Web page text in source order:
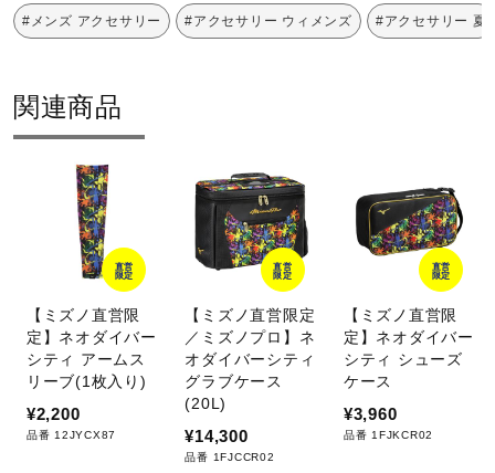
#メンズ アクセサリー #アクセサリー ウィメンズ #アクセサリー 夏
関連商品
直営
限定
【ミズノ直営限
定】ネオダイバー
シティ アームス
リーブ(1枚入り)
¥2,200
品番 12JYCX87
直営
限定
【ミズノ直営限定
／ミズノプロ】ネ
オダイバーシティ
グラブケース
(20L)
¥14,300
品番 1FJCCR02
直営
限定
【ミズノ直営限
定】ネオダイバー
シティ シューズ
ケース
¥3,960
品番 1FJKCR02